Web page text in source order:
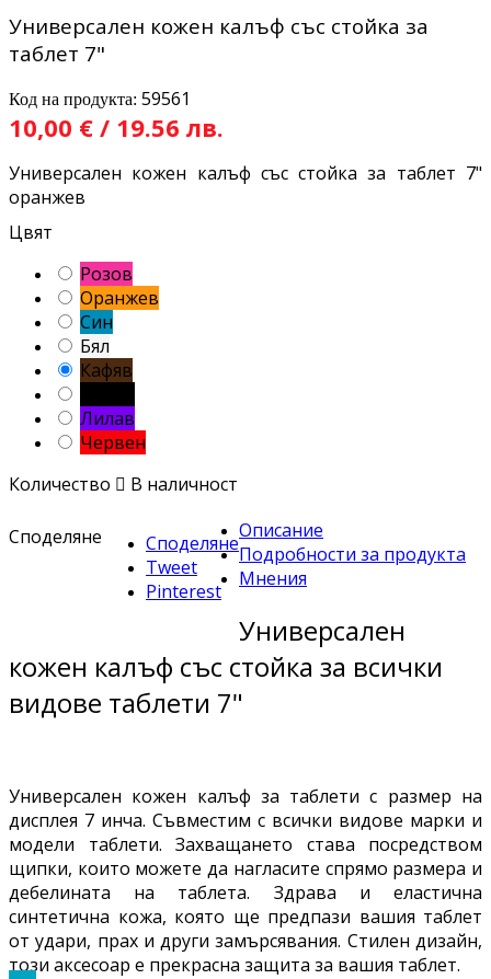
Универсален кожен калъф със стойка за
таблет 7"
Код на продукта: 59561
10,00 € / 19.56 лв.
Универсален кожен калъф със стойка за таблет 7"
оранжев
Цвят
Розов
Оранжев
Син
Бял
Кафяв
Лилав
Червен
Количество  В наличност
Споделяне
Споделяне
Tweet
Pinterest
Описание
Подробности за продукта
Мнения
Универсален
кожен калъф със стойка за всички
видове таблети 7"
Универсален кожен калъф за таблети с размер на
дисплея 7 инча. Съвместим с всички видове марки и
модели таблети. Захващането става посредством
щипки, които можете да нагласите спрямо размера и
дебелината на таблета. Здрава и еластична
синтетична кожа, която ще предпази вашия таблет
от удари, прах и други замърсявания. Стилен дизайн,
този аксесоар е прекрасна защита за вашия таблет.